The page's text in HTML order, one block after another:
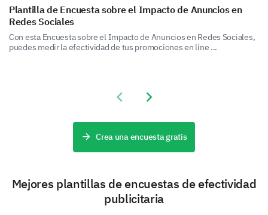
Demographic Information
What is your gender?
Plantilla de Encuesta sobre el Impacto de Anuncios en
Redes Sociales
Con esta Encuesta sobre el Impacto de Anuncios en Redes Sociales,
puedes medir la efectividad de tus promociones en líne ...
Previous slide
Next slide
Crea una encuesta gratis
Mejores plantillas de encuestas de efectividad
publicitaria